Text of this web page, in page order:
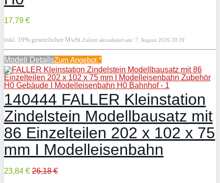
17,79 €
inkl. 19% gesetzlicher MwSt.Zuletzt aktualisiert am: 7. August 2026 20:39
Modell DetailsZum Angebot *
140444 FALLER Kleinstation
Zindelstein Modellbausatz mit
86 Einzelteilen 202 x 102 x 75
mm I Modelleisenbahn
23,84 € 26,18 €